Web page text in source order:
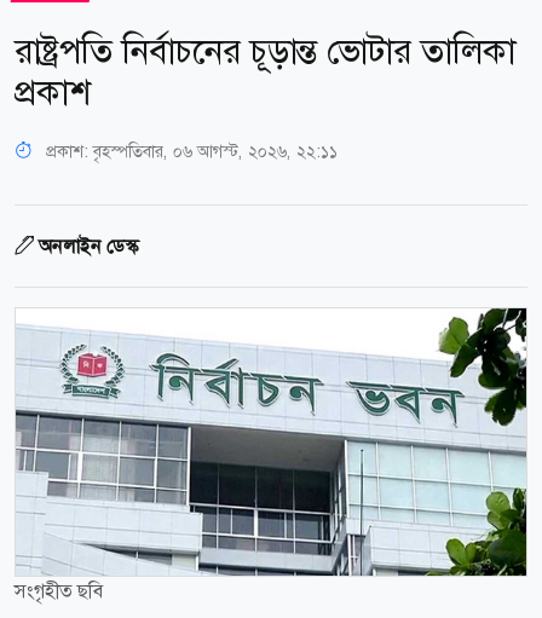
রাষ্ট্রপতি নির্বাচনের চূড়ান্ত ভোটার তালিকা
প্রকাশ
প্রকাশ:বৃহস্পতিবার, ০৬ আগস্ট, ২০২৬, ২২:১১
অনলাইন ডেস্ক
সংগৃহীত ছবি